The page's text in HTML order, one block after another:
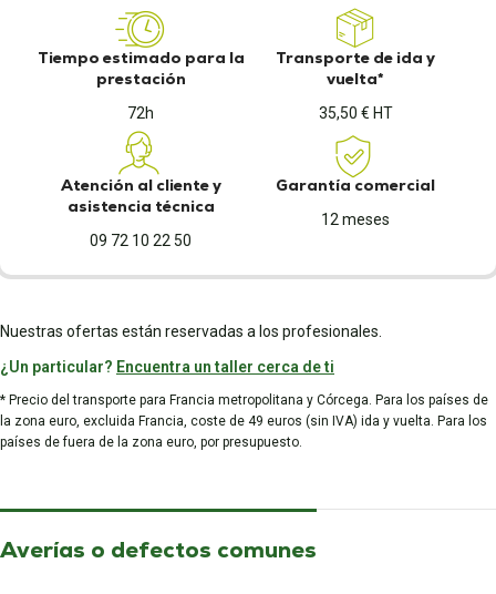
Tiempo estimado para la
prestación
72h
Transporte de ida y
vuelta*
35,50 € HT
Atención al cliente y
asistencia técnica
09 72 10 22 50
Garantía comercial
12 meses
Nuestras ofertas están reservadas a los profesionales.
¿Un particular? Encuentra un taller cerca de ti
* Precio del transporte para Francia metropolitana y Córcega. Para los países de
la zona euro, excluida Francia, coste de 49 euros (sin IVA) ida y vuelta. Para los
países de fuera de la zona euro, por presupuesto.
Averías o defectos comunes